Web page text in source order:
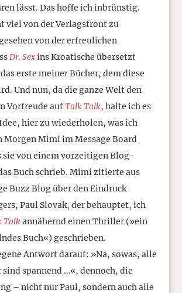
lässt. Das hoffe ich inbrünstig.
viel von der Verlagsfront zu
von der erfreulichen
Dr. Sexins Kroatische übersetzt
erste meiner Bücher, dem diese
Und nun, da die ganze Welt den
Vorfreude aufTalk Talk, halte ich es
hier zu wiederholen, was ich
Morgen Mimi im Message Board
sie von einem vorzeitigen Blog-
Buch schrieb. Mimi zitierte aus
Buzz Blog über den Eindruck
Paul Slovak, der behauptet, ich
Talkannähernd einen Thriller (»ein
Buch«) geschrieben.
Antwort darauf: »Na, sowas, alle
sind spannend …«, dennoch, die
– nicht nur Paul, sondern auch alle